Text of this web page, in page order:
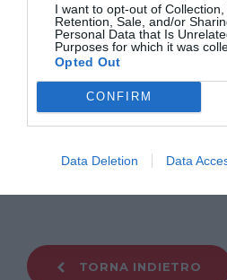
I want to opt-out of Collection,
Retention, Sale, and/or
Personal Data that Is
Purposes for which it was
Opted Out
CONFIRM
Data Deletion Data
ANDREA NELSON
TORNA INDIETRO